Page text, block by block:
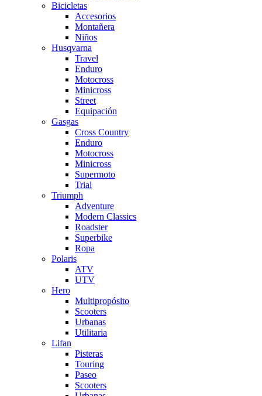
Bicicletas
Accesorios
Montañera
Niños
Husqvarna
Travel
Enduro
Motocross
Minicross
Street
Equipación
Gasgas
Cross Country
Enduro
Motocross
Minicross
Supermoto
Trial
Triumph
Adventure
Modern Classics
Roadster
Superbike
Ropa
Polaris
ATV
UTV
Hero
Multipropósito
Scooters
Urbanas
Utilitaria
Lifan
Pisteras
Touring
Paseo
Scooters